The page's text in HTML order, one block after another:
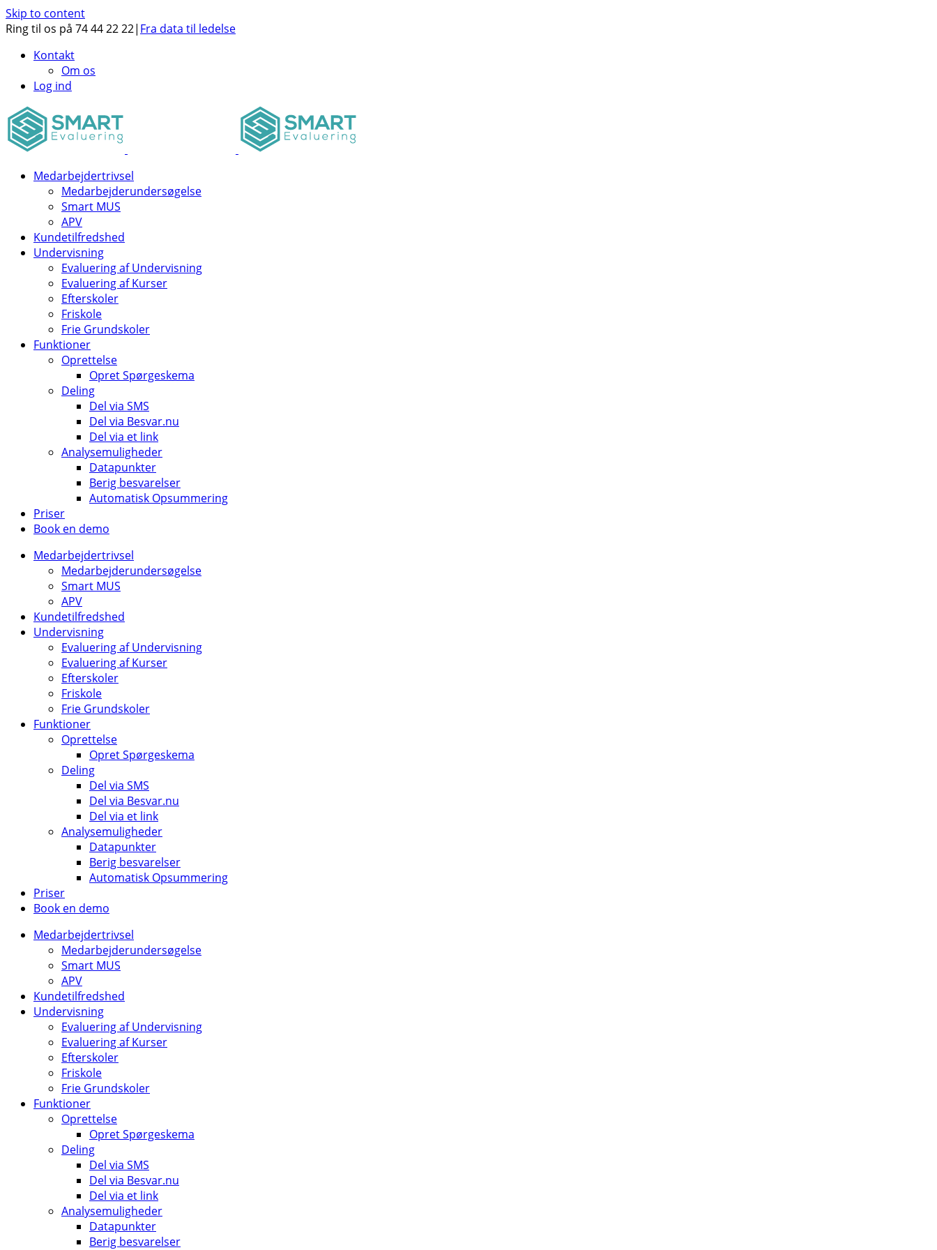
Skip to content
Ring til os på 74 44 22 22| Fra data til ledelse
Kontakt
Om os
Log ind
Medarbejdertrivsel
Medarbejderundersøgelse
Smart MUS
APV
Kundetilfredshed
Undervisning
Evaluering af Undervisning
Evaluering af Kurser
Efterskoler
Friskole
Frie Grundskoler
Funktioner
Oprettelse
Opret Spørgeskema
Deling
Del via SMS
Del via Besvar.nu
Del via et link
Analysemuligheder
Datapunkter
Berig besvarelser
Automatisk Opsummering
Priser
Book en demo
Medarbejdertrivsel
Medarbejderundersøgelse
Smart MUS
APV
Kundetilfredshed
Undervisning
Evaluering af Undervisning
Evaluering af Kurser
Efterskoler
Friskole
Frie Grundskoler
Funktioner
Oprettelse
Opret Spørgeskema
Deling
Del via SMS
Del via Besvar.nu
Del via et link
Analysemuligheder
Datapunkter
Berig besvarelser
Automatisk Opsummering
Priser
Book en demo
Medarbejdertrivsel
Medarbejderundersøgelse
Smart MUS
APV
Kundetilfredshed
Undervisning
Evaluering af Undervisning
Evaluering af Kurser
Efterskoler
Friskole
Frie Grundskoler
Funktioner
Oprettelse
Opret Spørgeskema
Deling
Del via SMS
Del via Besvar.nu
Del via et link
Analysemuligheder
Datapunkter
Berig besvarelser